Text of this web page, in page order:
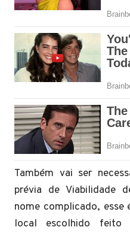
Também vai ser
prévia de Viabilidade
nome complicado, esse
local escolhido feito